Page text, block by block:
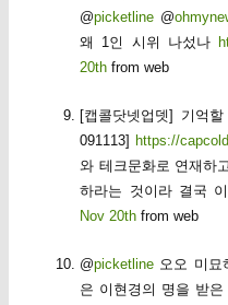
@picketline @
왜 1인 시위 나섰나
20th from web
[캡콜닷넷업뎃] 기억
091113] https://
와 테크문화로 연재하
하라는 것이라 결국
Nov 20th from web
@picketline 오오 미묘
은 이현경의 명을 받